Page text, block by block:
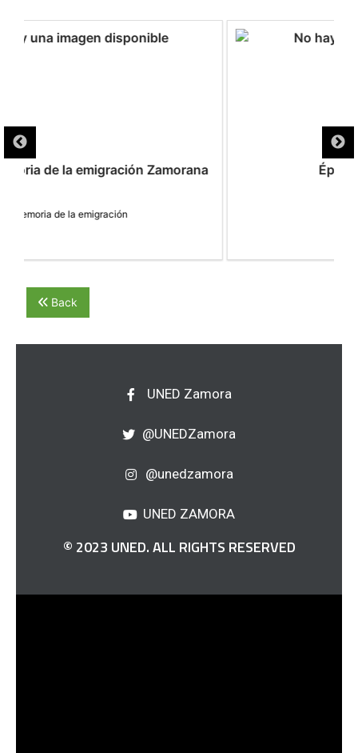
Época de ARRIEROS
Back
UNED Zamora
@UNEDZamora
@unedzamora
UNED ZAMORA
© 2023 UNED. ALL RIGHTS RESERVED